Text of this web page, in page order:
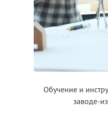
Обучение и
заводе-